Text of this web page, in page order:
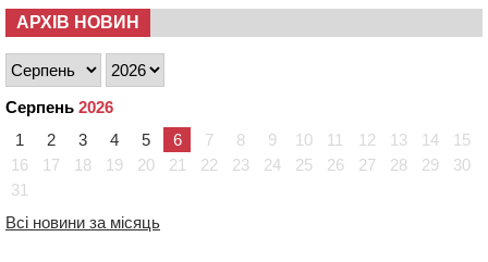
АРХІВ НОВИН
Серпень 2026
1
2 3 4 5 6 7 8 9 10 11 12 13 14
15
16
17 18 19 20 21 22 23 24 25 26 27 28 29
30
31
Всі новини за місяць